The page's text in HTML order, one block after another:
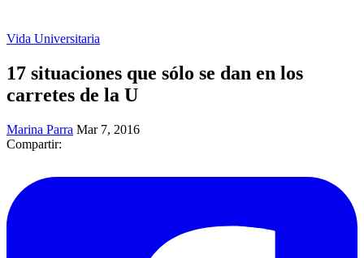
Vida Universitaria
17 situaciones que sólo se dan en los
carretes de la U
Marina Parra Mar 7, 2016
Compartir: